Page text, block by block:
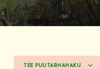
TEE PUUTARHAHAKU